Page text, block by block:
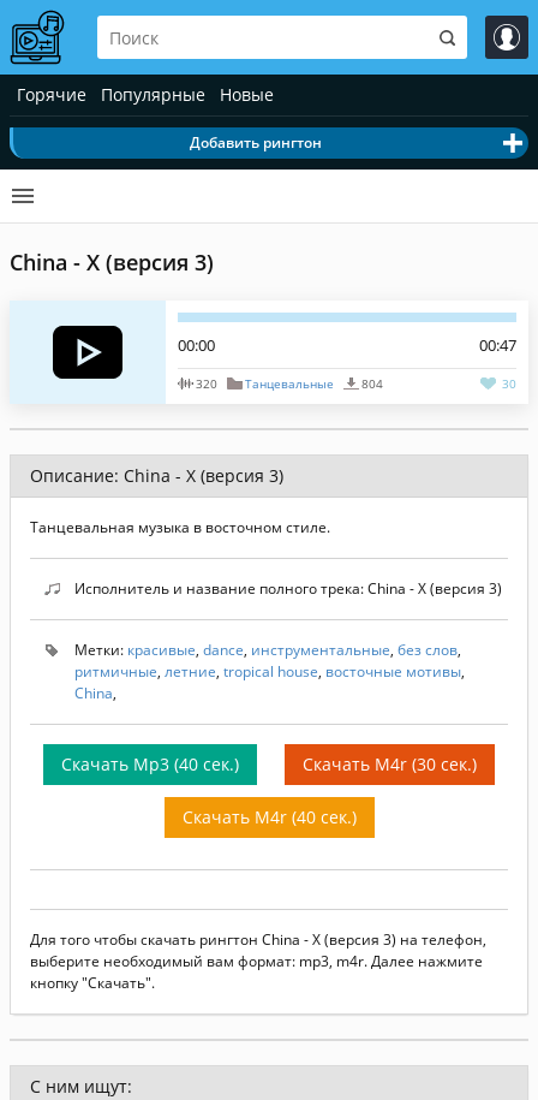
Горячие Популярные Новые
Добавить рингтон
China - X (версия 3)
00:00 00:47
320 Танцевальные 804 30
Описание: China - X (версия 3)
Танцевальная музыка в восточном стиле.
Исполнитель и название полного трека: China - X (версия 3)
Метки: красивые, dance, инструментальные, без слов,
ритмичные, летние, tropical house, восточные мотивы,
China,
Скачать Mp3 (40 сек.) Скачать M4r (30 сек.)
Скачать M4r (40 сек.)
Для того чтобы скачать рингтон China - X (версия 3) на телефон,
выберите необходимый вам формат: mp3, m4r. Далее нажмите
кнопку "Скачать".
С ним ищут: